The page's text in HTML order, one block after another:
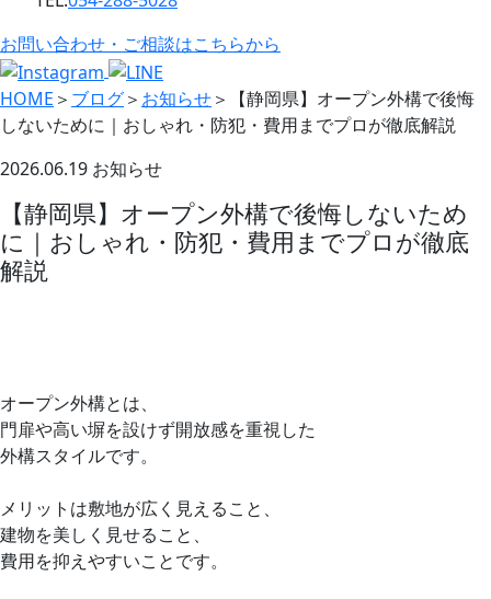
お問い合わせ・ご相談はこちらから
HOME ＞ ブログ＞ お知らせ＞
【静岡県】オープン外構で後悔
しないために｜おしゃれ・防犯・費用までプロが徹底解説
2026.06.19 お知らせ
【静岡県】オープン外構で後悔しないため
に｜おしゃれ・防犯・費用までプロが徹底
解説
オープン外構とは、
門扉や高い塀を設けず開放感を重視した
外構スタイルです。
メリットは敷地が広く見えること、
建物を美しく見せること、
費用を抑えやすいことです。